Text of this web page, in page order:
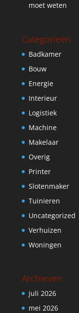
moet weten
Categorieën
Badkamer
Bouw
Energie
Interieur
Logistiek
Machine
Makelaar
Overig
Printer
Slotenmaker
Tuinieren
Uncategorized
Verhuizen
Woningen
Archieven
juli 2026
mei 2026